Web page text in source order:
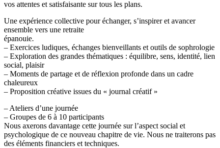
vos attentes et satisfaisante sur tous les plans.
Une expérience collective pour échanger, s’inspirer et avancer
ensemble vers une retraite
épanouie.
– Exercices ludiques, échanges bienveillants et outils de sophrologie
– Exploration des grandes thématiques : équilibre, sens, identité, lien
social, plaisir
– Moments de partage et de réflexion profonde dans un cadre
chaleureux
– Proposition créative issues du « journal créatif »
– Ateliers d’une journée
– Groupes de 6 à 10 participants
Nous axerons davantage cette journée sur l’aspect social et
psychologique de ce nouveau chapitre de vie. Nous ne traiterons pas
des éléments financiers et techniques.